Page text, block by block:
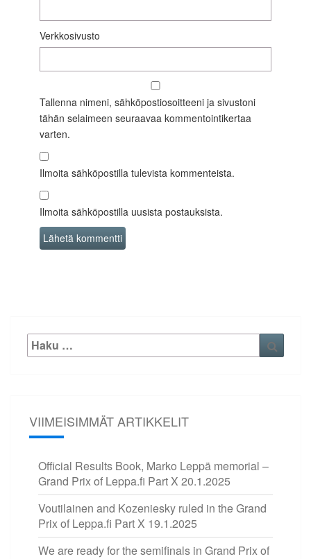
Verkkosivusto
Tallenna nimeni, sähköpostiosoitteeni ja sivustoni
tähän selaimeen seuraavaa kommentointikertaa
varten.
Ilmoita sähköpostilla tulevista kommenteista.
Ilmoita sähköpostilla uusista postauksista.
Etsi:
VIIMEISIMMÄT ARTIKKELIT
Official Results Book, Marko Leppä memorial –
Grand Prix of Leppa.fi Part X 20.1.2025
Voutilainen and Kozeniesky ruled in the Grand
Prix of Leppa.fi Part X 19.1.2025
We are ready for the semifinals in Grand Prix of